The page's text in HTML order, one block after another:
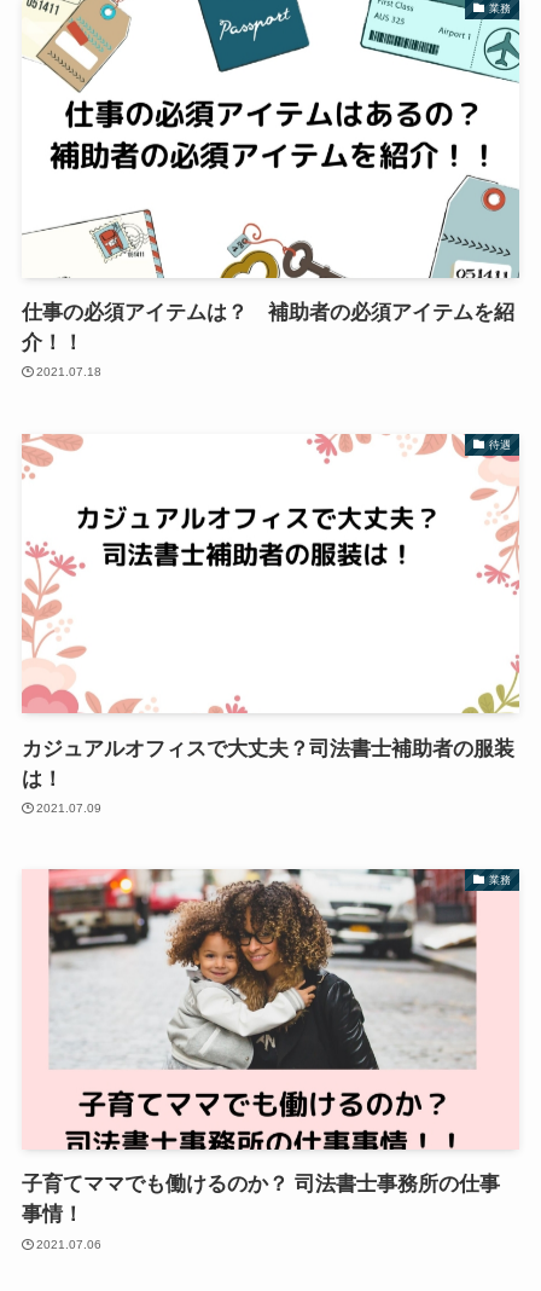
業務
仕事の必須アイテムは？ 補助者の必須アイテムを紹
介！！
2021.07.18
待遇
カジュアルオフィスで大丈夫？司法書士補助者の服装
は！
2021.07.09
業務
子育てママでも働けるのか？ 司法書士事務所の仕事
事情！
2021.07.06